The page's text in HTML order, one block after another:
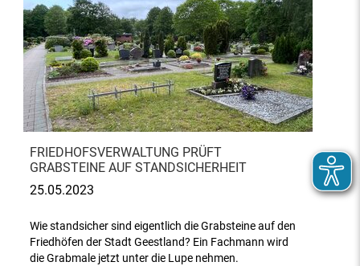
FRIEDHOFSVERWALTUNG PRÜFT
GRABSTEINE AUF STANDSICHERHEIT
25.05.2023
Wie standsicher sind eigentlich die Grabsteine auf den
Friedhöfen der Stadt Geestland? Ein Fachmann wird
die Grabmale jetzt unter die Lupe nehmen.